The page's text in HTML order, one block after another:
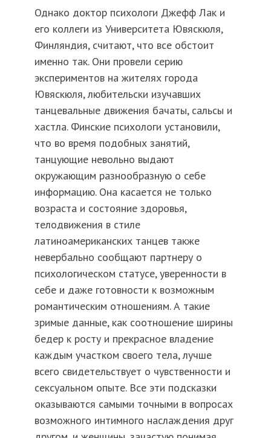
Однако доктор психологи Джефф Лак и
его коллеги из Университета Ювяскюля,
Финляндия, считают, что все обстоит
именно так. Они провели серию
экспериментов на жителях города
Ювяскюля, любительски изучавших
танцевальные движения бачаты, сальсы и
хастла. Финские психологи установили,
что во время подобных занятий,
танцующие невольно выдают
окружающим разнообразную о себе
информацию. Она касается не только
возраста и состояние здоровья,
телодвижения в стиле
латиноамериканских танцев также
невербально сообщают партнеру о
психологическом статусе, уверенности в
себе и даже готовности к возможным
романтическим отношениям. А такие
зримые данные, как соотношение ширины
бедер к росту и прекрасное владение
каждым участком своего тела, лучше
всего свидетельствует о чувственности и
сексуальном опыте. Все эти подсказки
оказываются самыми точными в вопросах
возможного интимного наслаждения друг